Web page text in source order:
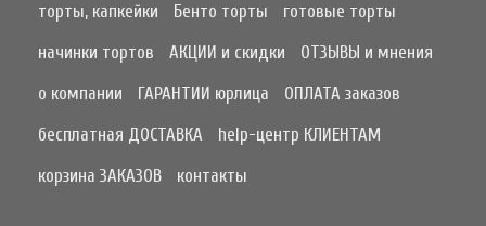
торты, капкейки
Бенто торты
готовые торты
начинки тортов
АКЦИИ и скидки
ОТЗЫВЫ и мнения
о компании
ГАРАНТИИ юрлица
ОПЛАТА заказов
бесплатная ДОСТАВКА
help-центр КЛИЕНТАМ
корзина ЗАКАЗОВ
контакты